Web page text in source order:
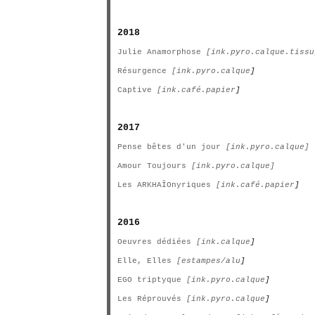
2018
Julie Anamorphose
Résurgence [ink.pyro.calque ]
Captive [ink.café.papier ]
2017
Pense bêtes d'un jour [ink.pyro.calque]
Amour Toujours [ink.pyro.calque]
Les ARKHAÎOnyriques [ink.café.papier ]
2016
Oeuvres dédiées [ink.calque ]
Elle, Elles [estampes/alu ]
EGO triptyque [ink.pyro.calque ]
Les Réprouvés [ink.pyro.calque ]